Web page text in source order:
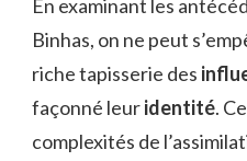
En examinant les
Binhas, on ne peut
riche tapisserie des
façonné leuridentité.
complexités de